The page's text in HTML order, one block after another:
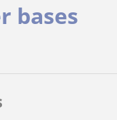
bases